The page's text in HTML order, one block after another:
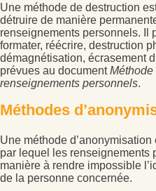
Une méthode de destruction
détruire de manière
renseignements personnels. Il
formater, réécrire, destruction
démagnétisation, écrasement
prévues au documentMéthode
renseignements personnels.
Méthodes
Une méthode
par lequel les renseignements
manière à rendre impossible
de la personne concernée.